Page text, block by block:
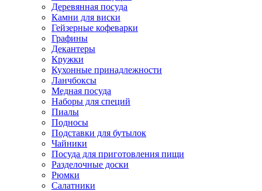
Деревянная посуда
Камни для виски
Гейзерные кофеварки
Графины
Декантеры
Кружки
Кухонные принадлежности
Ланчбоксы
Медная посуда
Наборы для специй
Пиалы
Подносы
Подставки для бутылок
Чайники
Посуда для приготовления пищи
Разделочные доски
Рюмки
Салатники